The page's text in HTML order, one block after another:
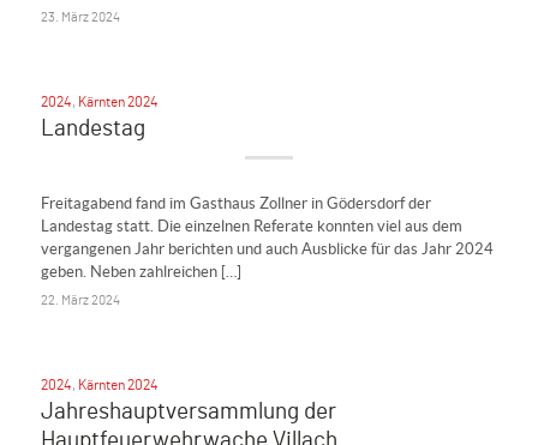
23. März 2024
2024, Kärnten 2024
Landestag
Freitagabend fand im Gasthaus Zollner in Gödersdorf der
Landestag statt. Die einzelnen Referate konnten viel aus dem
vergangenen Jahr berichten und auch Ausblicke für das Jahr 2024
geben. Neben zahlreichen […]
22. März 2024
2024, Kärnten 2024
Jahreshauptversammlung der